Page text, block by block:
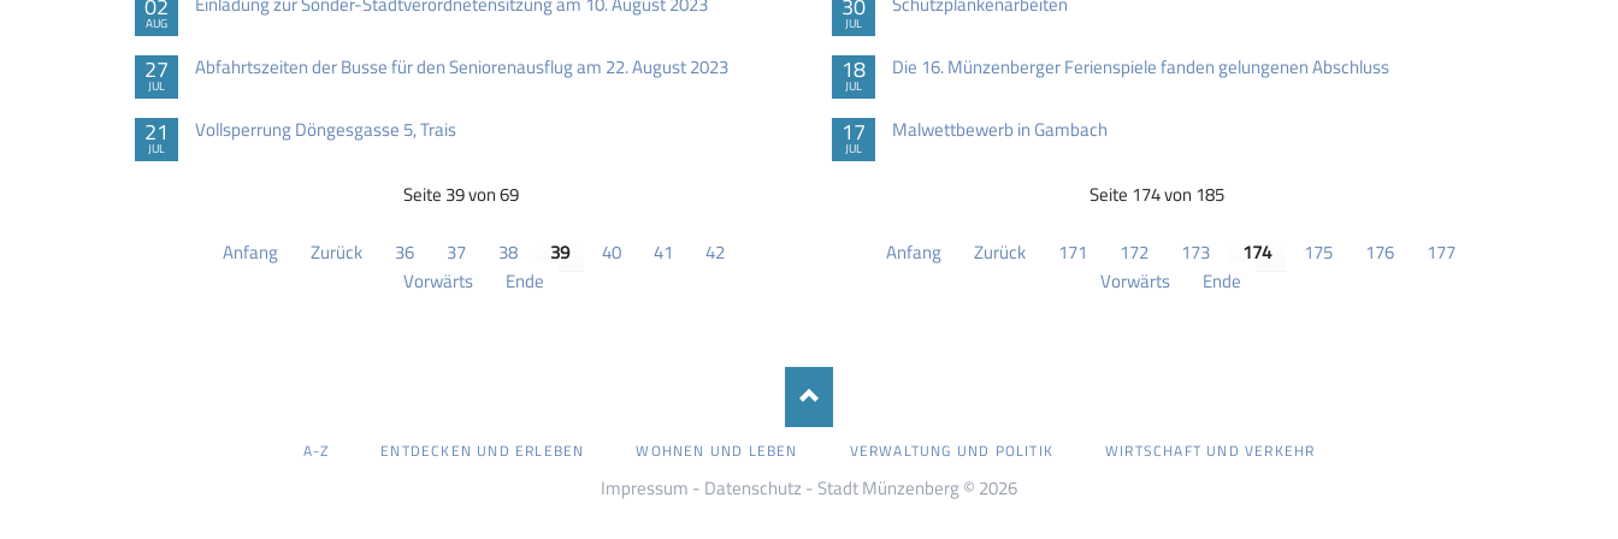
AUG
27
JUL
Abfahrtszeiten der Busse für den Seniorenausflug am 22. August 2023
21
JUL
Vollsperrung Döngesgasse 5, Trais
Seite 39 von 69
Anfang Zurück 36 37 38 39 40 41
42
Vorwärts
Ende
JUL
18
JUL
Die 16. Münzenberger Ferienspiele fanden gelungenen Abschluss
17
JUL
Malwettbewerb in Gambach
Seite 174 von 185
Anfang Zurück 171 172 173 174 175 176
177
Vorwärts
Ende
ÜBERSPRINGEN
A-Z ENTDECKEN UND ERLEBEN WOHNEN UND LEBEN VERWALTUNG UND POLITIK WIRTSCHAFT UND VERKEHR
Impressum - Datenschutz - Stadt Münzenberg © 2026